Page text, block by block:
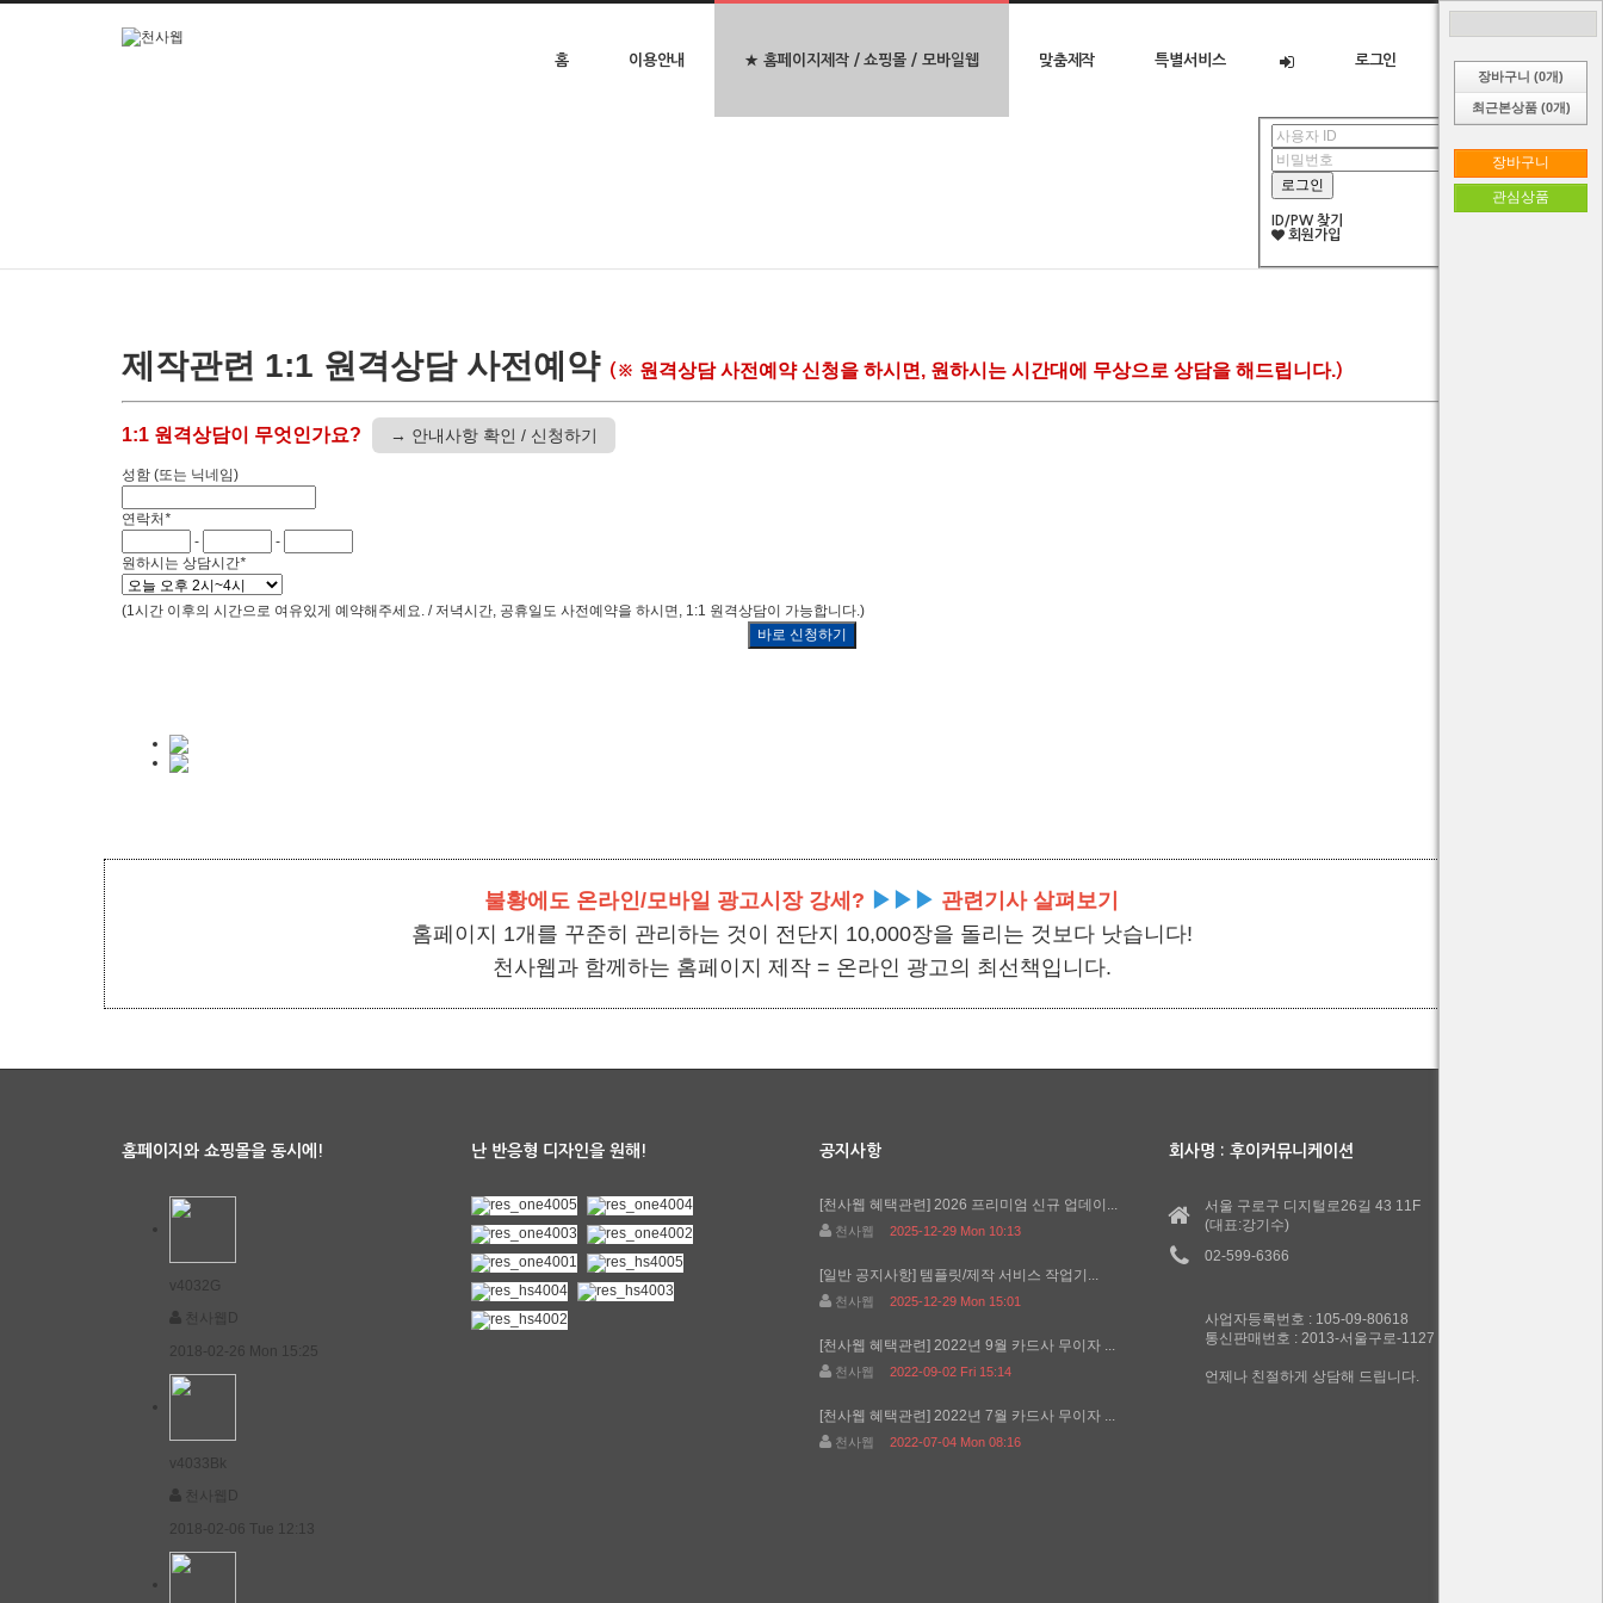
홈 이용안내 ★ 홈페이지제작 / 쇼핑몰 / 모바일웹 맞춤제작 특별서비스 로그인
ID/PW 찾기
회원가입
제작관련 1:1 원격상담 사전예약 (※ 원격상담 사전예약 신청을 하시면, 원하시는 시간대에 무상으로 상담을 해드립니다.)
1:1 원격상담이 무엇인가요? → 안내사항 확인 / 신청하기
성함 (또는 닉네임)
연락처*
-
-
원하시는 상담시간*
(1시간 이후의 시간으로 여유있게 예약해주세요. / 저녁시간, 공휴일도 사전예약을 하시면, 1:1 원격상담이 가능합니다.)
불황에도 온라인/모바일 광고시장 강세? ▶▶▶ 관련기사 살펴보기
홈페이지 1개를 꾸준히 관리하는 것이 전단지 10,000장을 돌리는 것보다 낫습니다!
천사웹과 함께하는 홈페이지 제작 = 온라인 광고의 최선책입니다.
홈페이지와 쇼핑몰을 동시에!
v4032G
천사웹D
2018-02-26 Mon 15:25
v4033Bk
천사웹D
2018-02-06 Tue 12:13
난 반응형 디자인을 원해! 공지사항
[천사웹 혜택관련] 2026 프리미엄 신규 업데이...
천사웹 2025-12-29 Mon 10:13
[일반 공지사항] 템플릿/제작 서비스 작업기...
천사웹 2025-12-29 Mon 15:01
[천사웹 혜택관련] 2022년 9월 카드사 무이자 ...
천사웹 2022-09-02 Fri 15:14
[천사웹 혜택관련] 2022년 7월 카드사 무이자 ...
천사웹 2022-07-04 Mon 08:16
회사명 : 후이커뮤니케이션
서울 구로구 디지털로26길 43 11F
(대표:강기수)
02-599-6366
사업자등록번호 : 105-09-80618
통신판매번호 : 2013-서울구로-1127
언제나 친절하게 상담해 드립니다.
장바구니 (0개)
최근본상품 (0개)
장바구니
관심상품